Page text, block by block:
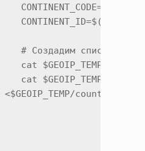
CONTINENT_CODE=$(echo
CONTINENT_ID=$(echo
# Создадим списки
cat $GEOIP_TEMP/
cat $GEOIP_TEMP/
countres.csv